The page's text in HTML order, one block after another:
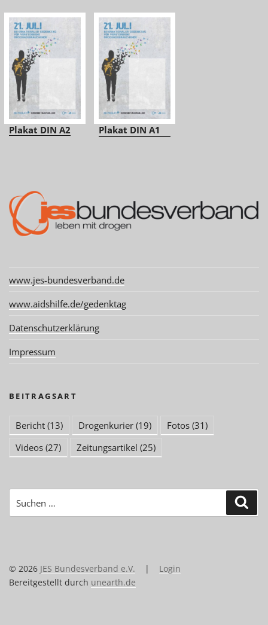
Plakat DIN A2 Plakat DIN A1
www.jes-bundesverband.de
www.aidshilfe.de/gedenktag
Datenschutzerklärung
Impressum
BEITRAGSART
Bericht (13) Drogenkurier (19) Fotos (31)
Videos (27) Zeitungsartikel (25)
nach:
© 2026 JES Bundesverband e.V. | Login
Bereitgestellt durch unearth.de